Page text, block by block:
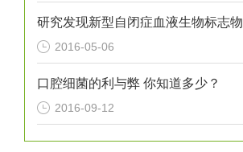
研究发现新型自闭症血液生物标志物
2016-05-06
口腔细菌的利与弊 你知道多少？
2016-09-12